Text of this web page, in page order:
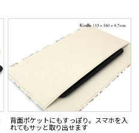
背面ポケットにもすっぽり。スマホを入
れてもサッと取り出せます